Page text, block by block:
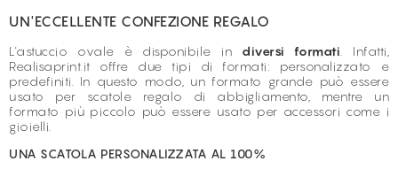
UN'ECCELLENTE CONFEZIONE REGALO
L'astuccio ovale è disponibile in diversi formati . Infatti,
Realisaprint.it offre due tipi di formati: personalizzato e
predefiniti. In questo modo, un formato grande può essere
usato per scatole regalo di abbigliamento, mentre un
formato più piccolo può essere usato per accessori come i
gioielli.
UNA SCATOLA PERSONALIZZATA AL 100%